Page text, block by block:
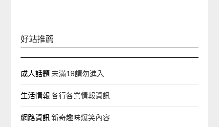
好站推薦
成人話題 未滿18請勿進入
生活情報 各行各業情報資訊
網路資訊 新奇趣味爆笑內容